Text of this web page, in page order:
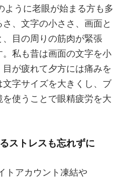
うに老眼が始まる方も多
、文字の小ささ、画面と
目の周りの筋肉が緊張
私も昔は画面の文字を小
が疲れて夕方には痛みを
字サイズを大きくし、ブ
使うことで眼精疲労を大
ストレスも忘れずに
トアカウント凍結や